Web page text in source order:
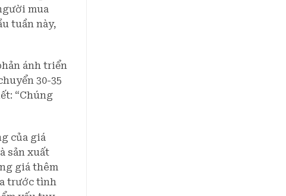
mua
tuần này,
ánh triển
30-35
“Chúng
của giá
sản xuất
giá thêm
trước tình